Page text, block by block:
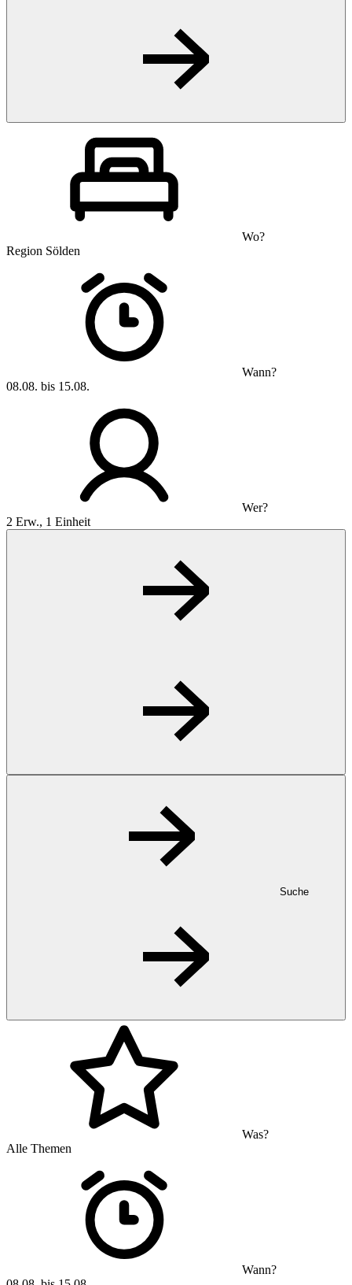
Wo?
Region Sölden
Wann?
08.08. bis 15.08.
Wer?
2 Erw., 1 Einheit
Suche
Was?
Alle Themen
Wann?